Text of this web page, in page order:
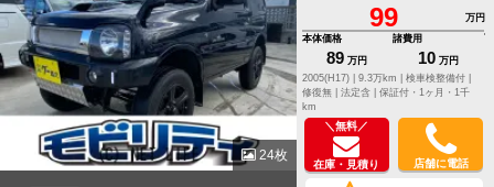
24枚
99
万円
本体価格
89 万円
諸費用
10 万円
2005(H17) |
9.3万km |
検車検整備付 |
修復無 | 法定含 | 保証付・1ヶ月・1千
km
＼無料／
在庫・見積り 店舗に電話